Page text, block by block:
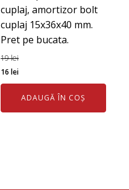
cuplaj, amortizor bolt
cuplaj 15x36x40 mm.
Pret pe bucata.
19lei
Prețul
inițial
fost:
16leiPrețul
curent
este:
16 lei.
ADAUGĂ ÎN COȘ